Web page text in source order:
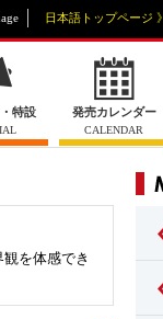
日本語トップページ 》
特設 発売カレンダー
CALENDAR
を体感でき